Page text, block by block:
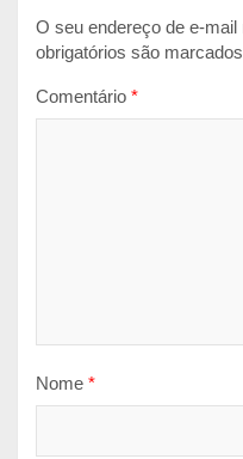
O seu endereço de e-mail
obrigatórios são
Comentário *
Nome *